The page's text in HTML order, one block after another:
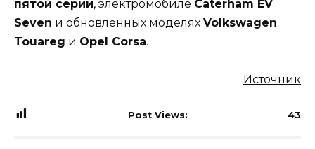
пятой серии, электромобиле Caterham EV
Seven и обновленных моделях Volkswagen
Touareg и Opel Corsa.
Источник
Post Views: 43